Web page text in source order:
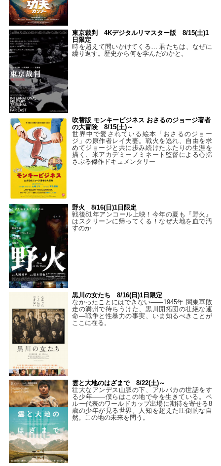
東京裁判 4Kデジタルリマスター版 8/15(土)1
日限定
時を超えて問いかけてくる… 君たちは、なぜに
繰り返す。歴史から何を学んだのかと。
吹替版 モンキービジネス おさるのジョージ著者
の大冒険 8/15(土)～
世界中で愛されている絵本「おさるのジョー
ジ」の原作者レイ夫妻。戦火を逃れ、自由を求
めてジョージと共に歩み続けたふたりの生涯を
描く、米アカデミーノミネート監督による心揺
さぶる傑作ドキュメンタリー
野火 8/16(日)1日限定
戦後81年アンコール上映！今年の夏も『野火』
はスクリーンに帰ってくる！なぜ大地を血で汚
すのか
黒川の女たち 8/16(日)1日限定
なかったことにはできない——1945年 関東軍敗
走の満州で待ちうけた、黒川開拓団の壮絶な運
命―戦争と性暴力の事実、いま知るべきことが
ここに在る。
雲と大地のはざまで 8/22(土)～
壮大なアンデス山脈の下、アルパカの世話をす
る少年――僕らはこの地で今を生きている。ペ
ルー代表のワールドカップ出場に期待を寄せる8
歳の少年が見る世界。人知を超えた圧倒的な自
然。この地の未来を問う。